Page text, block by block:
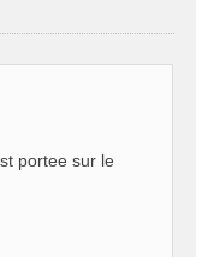
portee sur le